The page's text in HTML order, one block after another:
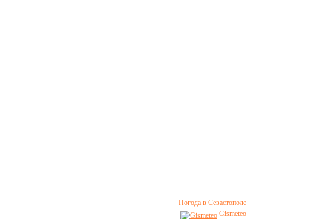
Погода в Севастополе
Gismeteo